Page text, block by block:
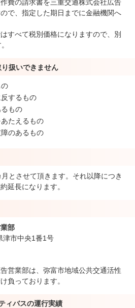
費の請求書を三重交通株式会社広告
で、指定した期日までに金融機関へ
すべて税別価格になりますので、別
扱いできません
するもの
もの
たえるもの
のあるもの
とさせて頂きます。それ以降につき
延長になります。
部
市中央1番1号
営業部は、弥富市地域公共交通活性
負っております。
ィバスの運行実績